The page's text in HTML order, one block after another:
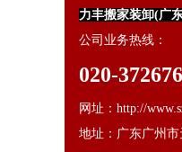
力丰搬家装卸(广
公司业务热线：
020-
网址：http://
地址：广东广州市